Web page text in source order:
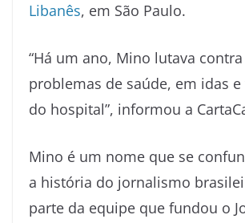
Libanês, em São Paulo.
“Há um ano, Mino lutava
problemas de saúde, em idas e
do hospital”, informou a
Mino é um nome que se
a história do jornalismo
parte da equipe que fundou o